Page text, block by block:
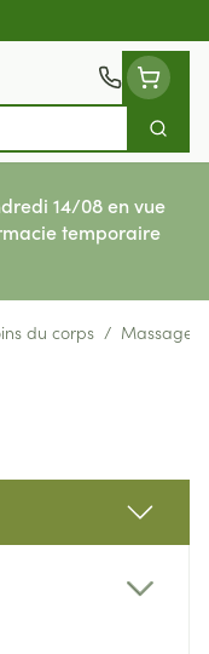
14/08 en vue
temporaire
du corps / Massage